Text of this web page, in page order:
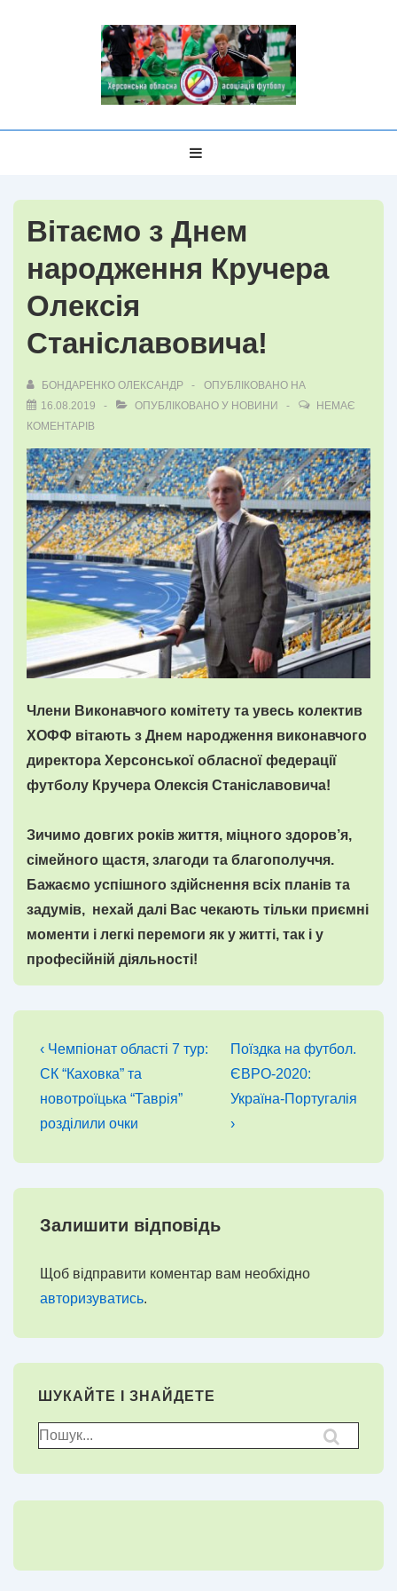
Вітаємо з Днем
народження Кручера
Олексія
Станіславовича!
БОНДАРЕНКО ОЛЕКСАНДР
ОПУБЛІКОВАНО НА
16.08.2019
ОПУБЛІКОВАНО У НОВИНИ
НЕМАЄ
КОМЕНТАРІВ
Члени Виконавчого комітету та увесь колектив
ХОФФ вітають з Днем народження виконавчого
директора Херсонської обласної федерації
футболу Кручера Олексія Станіславовича!
Зичимо довгих років життя, міцного здоров’я,
сімейного щастя, злагоди та благополуччя.
Бажаємо успішного здійснення всіх планів та
задумів, нехай далі Вас чекають тільки приємні
моменти і легкі перемоги як у житті, так і у
професійній діяльності!
Навігація
записів
Попередній
запис
‹ Чемпіонат області 7 тур:
СК “Каховка” та
новотроїцька “Таврія”
розділили очки
Наступний
запис
Поїздка на футбол.
ЄВРО-2020:
Україна-Португалія
›
Залишити відповідь
Щоб відправити коментар вам необхідно
авторизуватись.
ШУКАЙТЕ І ЗНАЙДЕТЕ
Пошук
для: